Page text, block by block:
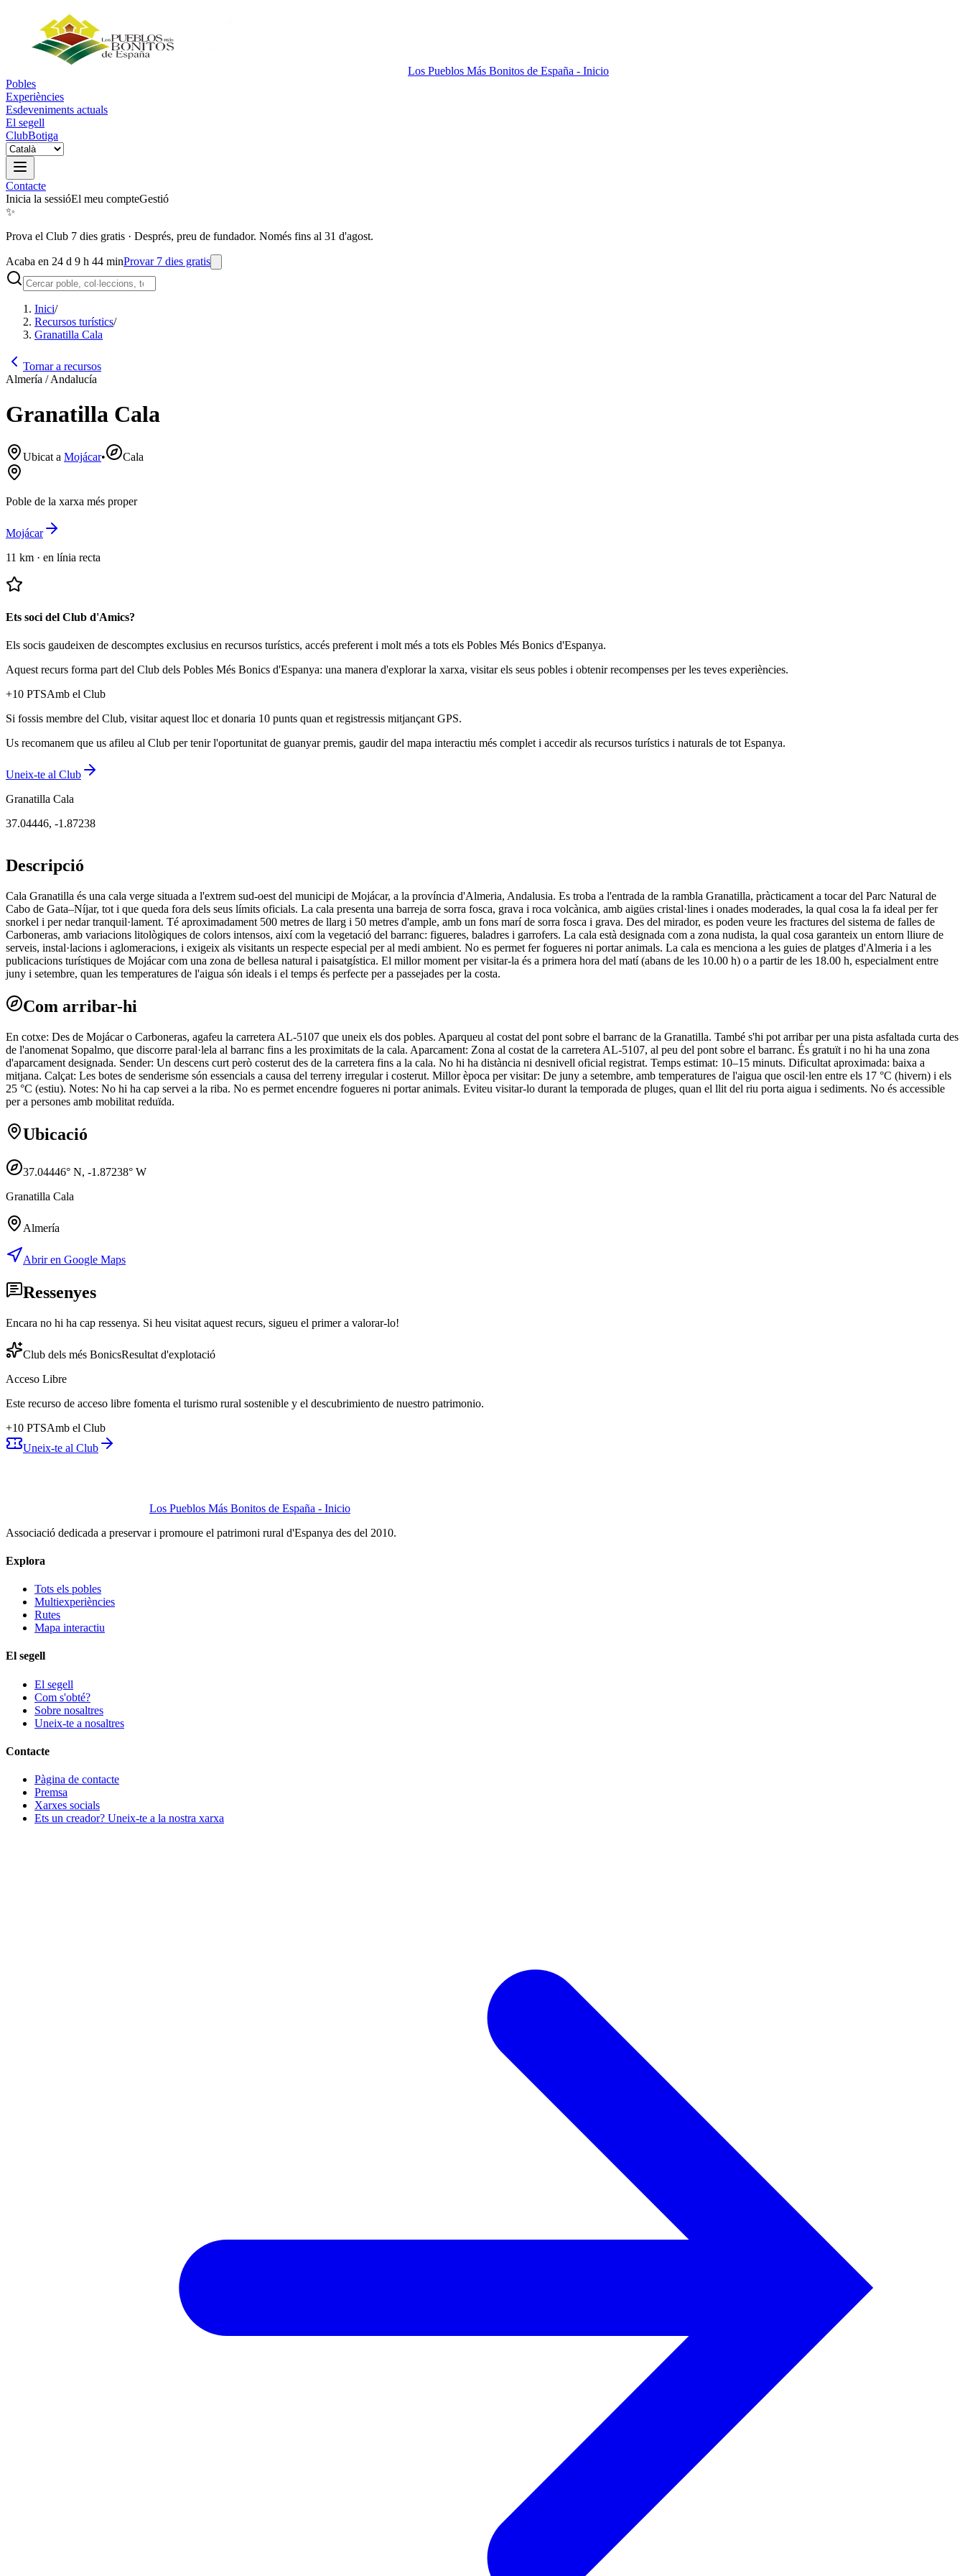
Los Pueblos Más Bonitos de España - Inicio
Pobles
Experiències
Esdeveniments actuals
El segell
ClubBotiga
Contacte
Inicia la sessióEl meu compteGestió
✨
Prova el Club 7 dies gratis · Després, preu de fundador. Només fins al 31 d'agost.
Acaba en 24 d 9 h 44 minProvar 7 dies gratis
Inici/
Recursos turístics/
Granatilla Cala
Tornar a recursos
Almería / Andalucía
Granatilla Cala
Ubicat a Mojácar• Cala
Poble de la xarxa més proper
Mojácar
11 km · en línia recta
Ets soci del Club d'Amics?
Els socis gaudeixen de descomptes exclusius en recursos turístics, accés preferent i molt més a tots els Pobles Més Bonics d'Espanya.
Aquest recurs forma part del Club dels Pobles Més Bonics d'Espanya: una manera d'explorar la xarxa, visitar els seus pobles i obtenir recompenses per les teves experiències.
+10 PTSAmb el Club
Si fossis membre del Club, visitar aquest lloc et donaria 10 punts quan et registressis mitjançant GPS.
Us recomanem que us afileu al Club per tenir l'oportunitat de guanyar premis, gaudir del mapa interactiu més complet i accedir als recursos turístics i naturals de tot Espanya.
Uneix-te al Club
Granatilla Cala
37.04446, -1.87238
Descripció
Cala Granatilla és una cala verge situada a l'extrem sud-oest del municipi de Mojácar, a la província d'Almeria, Andalusia. Es troba a l'entrada de la rambla Granatilla, pràcticament a tocar del Parc Natural de
Cabo de Gata–Níjar, tot i que queda fora dels seus límits oficials. La cala presenta una barreja de sorra fosca, grava i roca volcànica, amb aigües cristal·lines i onades moderades, la qual cosa la fa ideal per fer
snorkel i per nedar tranquil·lament. Té aproximadament 500 metres de llarg i 50 metres d'ample, amb un fons marí de sorra fosca i grava. Des del mirador, es poden veure les fractures del sistema de falles de
Carboneras, amb variacions litològiques de colors intensos, així com la vegetació del barranc: figueres, baladres i garrofers. La cala està designada com a zona nudista, la qual cosa garanteix un entorn lliure de
serveis, instal·lacions i aglomeracions, i exigeix als visitants un respecte especial per al medi ambient. No es permet fer fogueres ni portar animals. La cala es menciona a les guies de platges d'Almeria i a les
publicacions turístiques de Mojácar com una zona de bellesa natural i paisatgística. El millor moment per visitar-la és a primera hora del matí (abans de les 10.00 h) o a partir de les 18.00 h, especialment entre
juny i setembre, quan les temperatures de l'aigua són ideals i el temps és perfecte per a passejades per la costa.
Com arribar-hi
En cotxe: Des de Mojácar o Carboneras, agafeu la carretera AL-5107 que uneix els dos pobles. Aparqueu al costat del pont sobre el barranc de la Granatilla. També s'hi pot arribar per una pista asfaltada curta des
de l'anomenat Sopalmo, que discorre paral·lela al barranc fins a les proximitats de la cala. Aparcament: Zona al costat de la carretera AL-5107, al peu del pont sobre el barranc. És gratuït i no hi ha una zona
d'aparcament designada. Sender: Un descens curt però costerut des de la carretera fins a la cala. No hi ha distància ni desnivell oficial registrat. Temps estimat: 10–15 minuts. Dificultat aproximada: baixa a
mitjana. Calçat: Les botes de senderisme són essencials a causa del terreny irregular i costerut. Millor època per visitar: De juny a setembre, amb temperatures de l'aigua que oscil·len entre els 17 °C (hivern) i els
25 °C (estiu). Notes: No hi ha cap servei a la riba. No es permet encendre fogueres ni portar animals. Eviteu visitar-lo durant la temporada de pluges, quan el llit del riu porta aigua i sediments. No és accessible
per a persones amb mobilitat reduïda.
Ubicació
37.04446° N, -1.87238° W
Granatilla Cala
Almería
Abrir en Google Maps
Ressenyes
Encara no hi ha cap ressenya. Si heu visitat aquest recurs, sigueu el primer a valorar-lo!
Club dels més BonicsResultat d'explotació
Acceso Libre
Este recurso de acceso libre fomenta el turismo rural sostenible y el descubrimiento de nuestro patrimonio.
+10 PTSAmb el Club
Uneix-te al Club
Los Pueblos Más Bonitos de España - Inicio
Associació dedicada a preservar i promoure el patrimoni rural d'Espanya des del 2010.
Explora
Tots els pobles
Multiexperiències
Rutes
Mapa interactiu
El segell
El segell
Com s'obté?
Sobre nosaltres
Uneix-te a nosaltres
Contacte
Pàgina de contacte
Premsa
Xarxes socials
Ets un creador? Uneix-te a la nostra xarxa